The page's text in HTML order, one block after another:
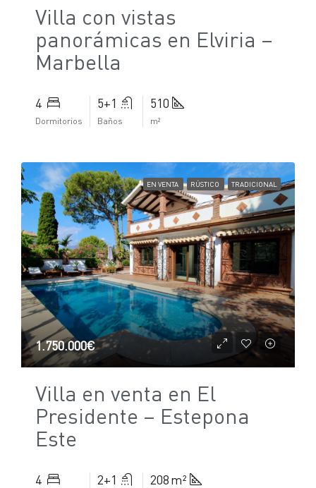
Villa con vistas
panorámicas en Elviria –
Marbella
4
Dormitorios
5+1
Baños
510
m²
EN VENTA RÚSTICO TRADICIONAL
1.750.000€
Villa en venta en El
Presidente – Estepona
Este
4 2+1 208 m²